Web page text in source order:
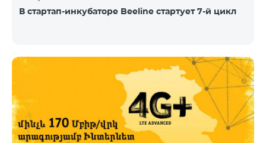
В стартап-инкубаторе Beeline стартует 7-й цикл